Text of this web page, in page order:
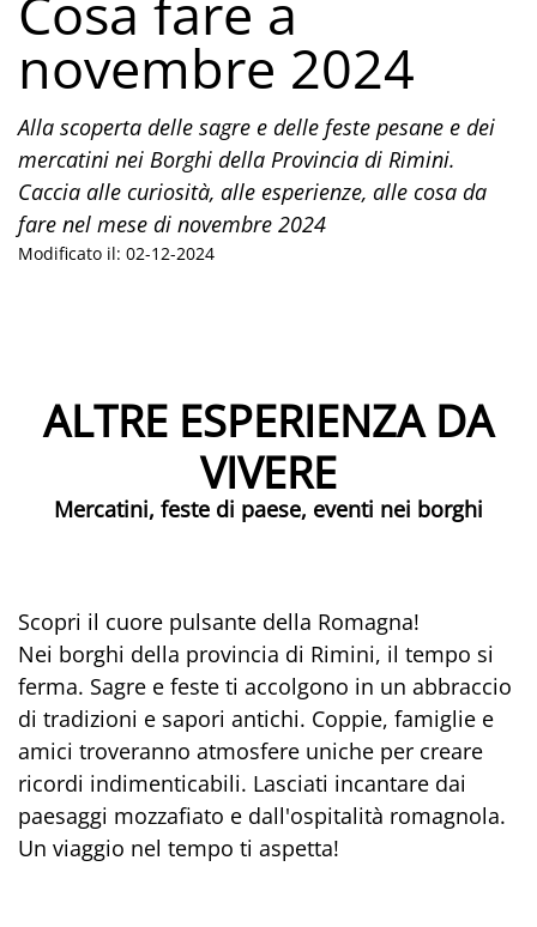
novembre 2024
Alla scoperta delle sagre e delle feste pesane e dei
mercatini nei Borghi della Provincia di Rimini.
Caccia alle curiosità, alle esperienze, alle cosa da
fare nel mese di novembre 2024
Modificato il: 02-12-2024
ALTRE ESPERIENZA DA
VIVERE
Mercatini, feste di paese, eventi nei borghi
Scopri il cuore pulsante della Romagna!
Nei borghi della provincia di Rimini, il tempo si
ferma. Sagre e feste ti accolgono in un abbraccio
di tradizioni e sapori antichi. Coppie, famiglie e
amici troveranno atmosfere uniche per creare
ricordi indimenticabili. Lasciati incantare dai
paesaggi mozzafiato e dall'ospitalità romagnola.
Un viaggio nel tempo ti aspetta!